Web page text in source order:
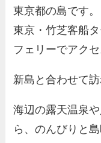
東京都の島です。
東京・竹芝客船
フェリーでアクセ
新島と合わせて訪
海辺の露天温泉
ら、のんびりと